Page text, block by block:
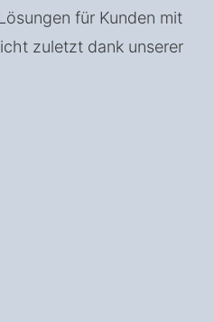
für Kunden mit
zuletzt dank unserer